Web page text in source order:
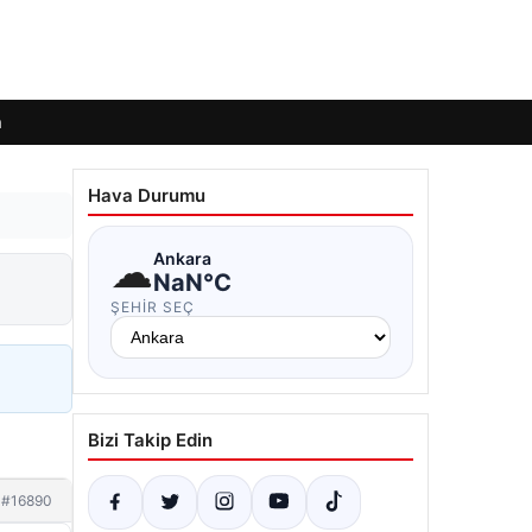
#16890
Hava Durumu
☁Ankara
NaN°C
ŞEHIR SEÇ
Bizi Takip Edin